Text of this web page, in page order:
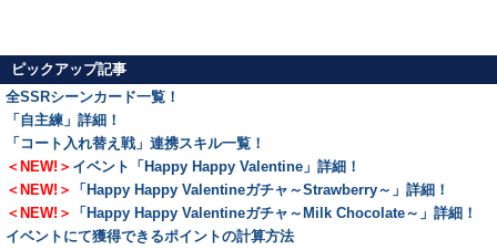
ピックアップ記事
全SSRシーンカード一覧！
「自主練」詳細！
「コート入れ替え戦」連携スキル一覧！
＜NEW!＞ イベント「Happy Happy Valentine」詳細！
＜NEW!＞
「Happy Happy Valentineガチャ～Strawberry～」詳細！
＜NEW!＞
「Happy Happy Valentineガチャ～Milk Chocolate～」詳細！
イベントにて獲得できるポイントの計算方法